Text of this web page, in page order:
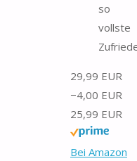
so
vollste
29,99 EUR
−4,00 EUR
25,99 EUR
Bei Amazon